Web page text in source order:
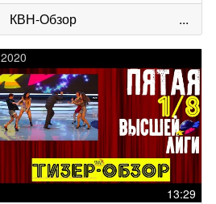
КВН-Обзор ...
2020
13:29